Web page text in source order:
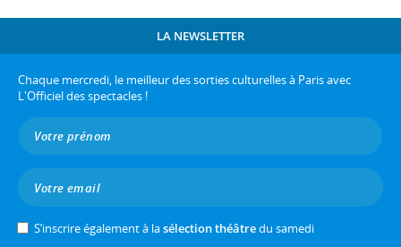
LA NEWSLETTER
Chaque mercredi, le meilleur des sorties culturelles à Paris avec
L'Officiel des spectacles !
S’inscrire également à lasélection théâtredu samedi